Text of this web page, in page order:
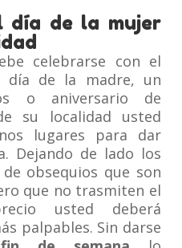
día de la mujer
celebrarse con el
día de la madre, un
o aniversario de
su localidad usted
lugares para dar
Dejando de lado los
obsequios que son
que no trasmiten el
usted deberá
palpables. Sin darse